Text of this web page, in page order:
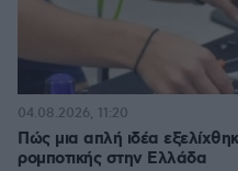
Πώς μια απλή ιδέα
ρομποτικής στην Ελλάδα
04.08.2026, 11:20